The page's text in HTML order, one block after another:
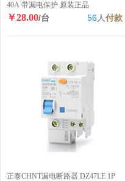
40A 带漏电保护 原装正品
￥28.00/台 56人付款
正泰CHNT漏电断路器 DZ47LE 1P